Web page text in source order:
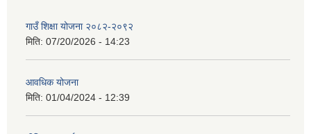
गाउँ शिक्षा योजना २०८२-२०९२
मिति: 07/20/2026 - 14:23
आवधिक योजना
मिति: 01/04/2024 - 12:39